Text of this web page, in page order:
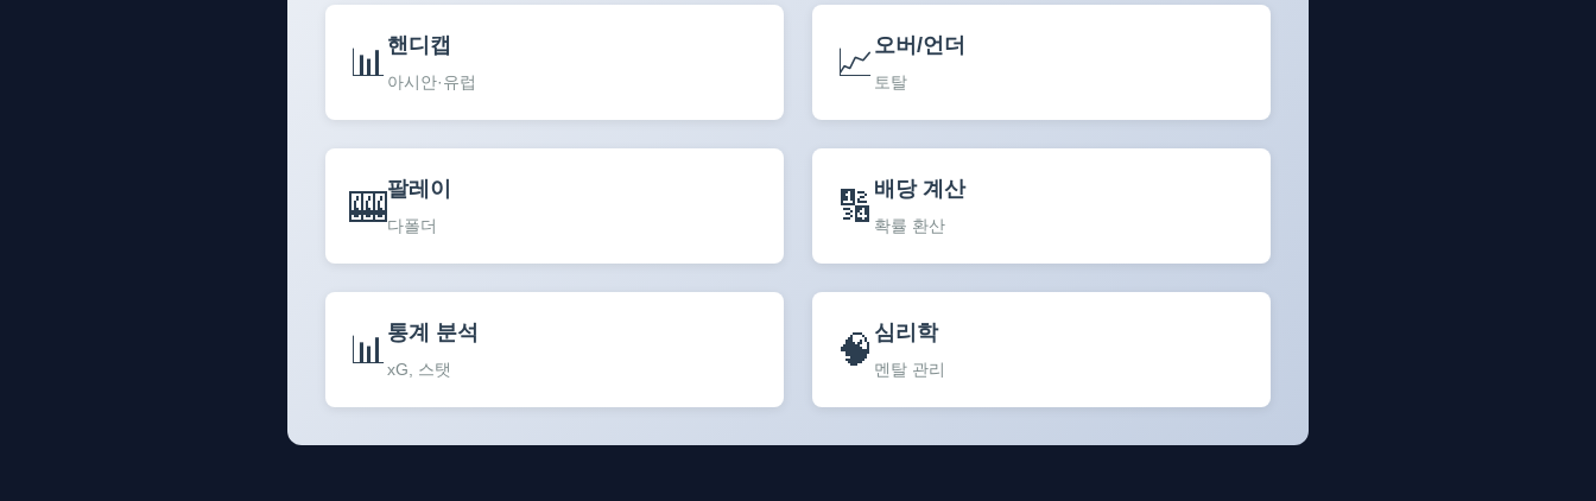
📊 핸디캡
아시안·유럽 📈 오버/언더
토탈
🎰팔레이
다폴더 🔢 배당 계산
확률 환산
📊 통계 분석
xG, 스탯 🧠 심리학
멘탈 관리